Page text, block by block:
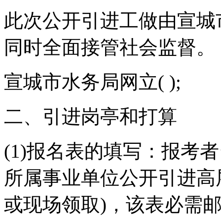
此次公开引进工做由宣
同时全面接管社会监督。
宣城市水务局网立( );
二、引进岗亭和打算
(1)报名表的填写：报考
所属事业单位公开引进
或现场领取)，该表必需